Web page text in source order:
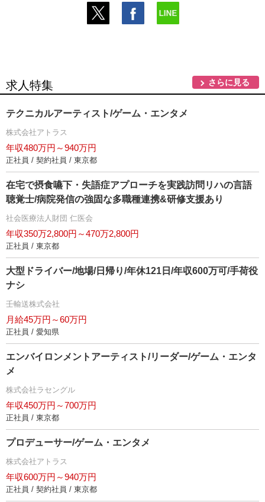
求人特集 さらに見る
テクニカルアーティスト/ゲーム・エンタメ
株式会社アトラス
年収480万円～940万円
正社員 / 契約社員 / 東京都
在宅で摂食嚥下・失語症アプローチを実践訪問リハの言語
聴覚士/病院発信の強固な多職種連携&研修支援あり
社会医療法人財団 仁医会
年収350万2,800円～470万2,800円
正社員 / 東京都
大型ドライバー/地場/日帰り/年休121日/年収600万可/手荷役
ナシ
壬輸送株式会社
月給45万円～60万円
正社員 / 愛知県
エンバイロンメントアーティスト/リーダー/ゲーム・エンタ
メ
株式会社ラセングル
年収450万円～700万円
正社員 / 東京都
プロデューサー/ゲーム・エンタメ
株式会社アトラス
年収600万円～940万円
正社員 / 契約社員 / 東京都